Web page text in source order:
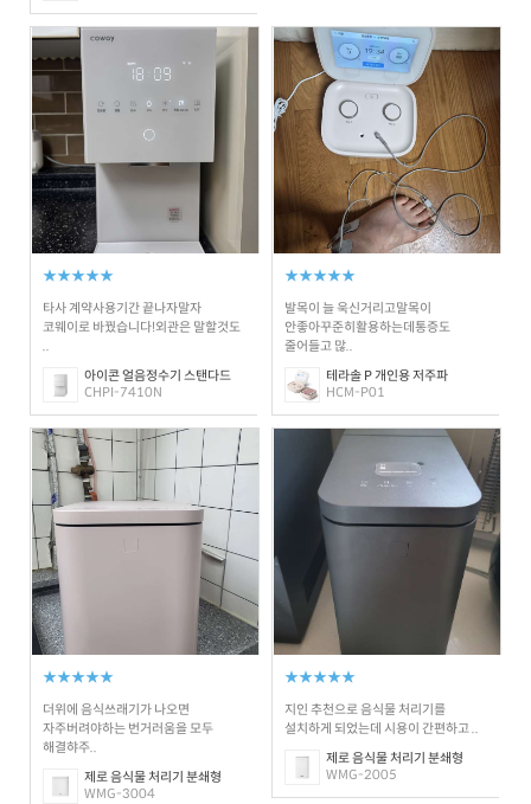
★★★★★
타사 계약사용기간 끝나자말자
코웨이로 바꿨습니다!외관은 말할것도
..
아이콘 얼음정수기 스탠다드
CHPI-7410N
★★★★★
발목이 늘 욱신거리고말목이
안좋아꾸준히활용하는데통증도
줄어들고 많..
테라솔 P 개인용 저주파
HCM-P01
★★★★★
더위에 음식쓰래기가 나오면
자주버려야하는 번거러움을 모두
해결햐주..
제로 음식물 처리기 분쇄형
WMG-3004
★★★★★
지인 추천으로 음식물 처리기를
설치하게 되었는데 시용이 간편하고 ..
제로 음식물 처리기 분쇄형
WMG-2005